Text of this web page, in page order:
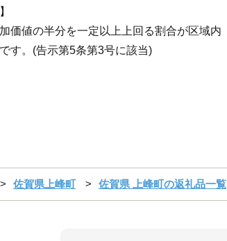
価値の半分を一定以上上回る割合が区域内
す。(告示第5条第3号に該当)
佐賀県上峰町 佐賀県 上峰町の返礼品一覧